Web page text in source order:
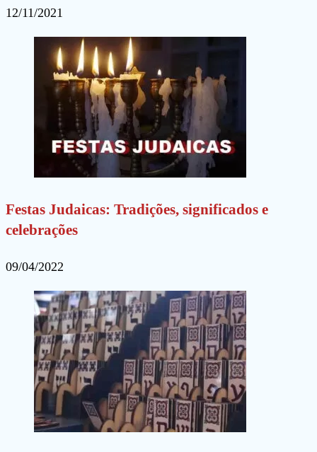
12/11/2021
Festas Judaicas: Tradições, significados e
celebrações
09/04/2022